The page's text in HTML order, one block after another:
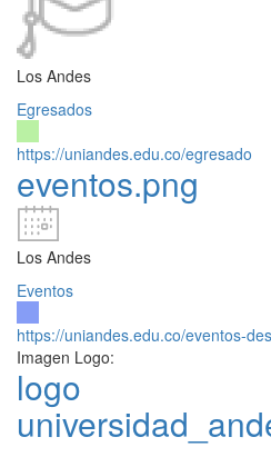
Los Andes
Egresados
https://uniandes.edu.co/egresado
eventos.png
Los Andes
Eventos
https://uniandes.edu.co/eventos-
Imagen Logo:
logo